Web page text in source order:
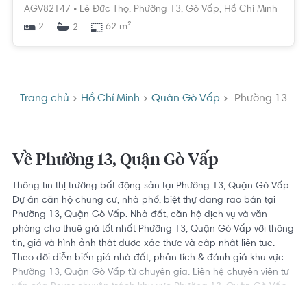
AGV82147 • Lê Đức Thọ, Phường 13, Gò Vấp, Hồ Chí Minh
2
2 62 m²
Trang chủ Hồ Chí Minh Quận Gò Vấp Phường 13
Về Phường 13, Quận Gò Vấp
Thông tin thị trường bất động sản tại Phường 13, Quận Gò Vấp.
Dự án căn hộ chung cư, nhà phố, biệt thự đang rao bán tại
Phường 13, Quận Gò Vấp. Nhà đất, căn hộ dịch vụ và văn
phòng cho thuê giá tốt nhất Phường 13, Quận Gò Vấp với thông
tin, giá và hình ảnh thật được xác thực và cập nhật liên tục.
Theo dõi diễn biến giá nhà đất, phân tích & đánh giá khu vực
Phường 13, Quận Gò Vấp từ chuyên gia. Liên hệ chuyên viên tư